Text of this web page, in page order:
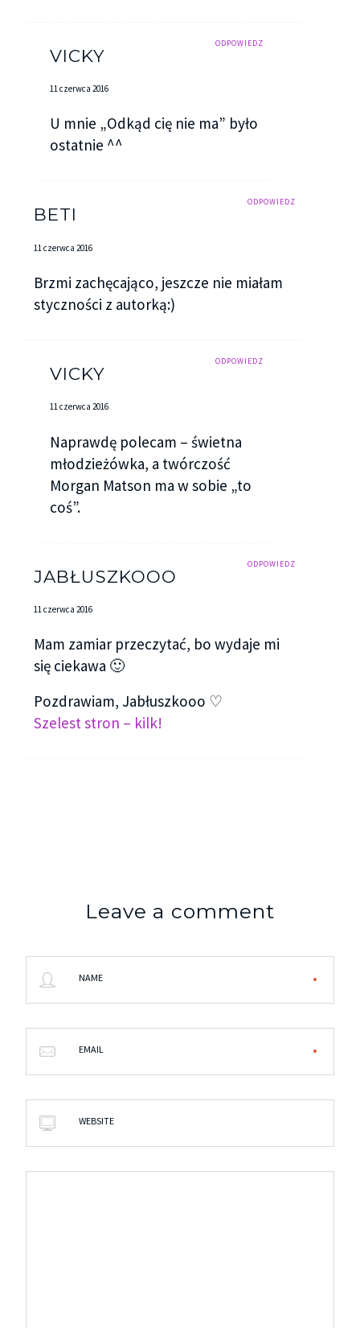
ODPOWIEDZ
VICKY
11 czerwca 2016
U mnie „Odkąd cię nie ma” było
ostatnie ^^
ODPOWIEDZ
BETI
11 czerwca 2016
Brzmi zachęcająco, jeszcze nie miałam
styczności z autorką:)
ODPOWIEDZ
VICKY
11 czerwca 2016
Naprawdę polecam – świetna
młodzieżówka, a twórczość
Morgan Matson ma w sobie „to
coś”.
ODPOWIEDZ
JABŁUSZKOOO
11 czerwca 2016
Mam zamiar przeczytać, bo wydaje mi
się ciekawa 🙂
Pozdrawiam, Jabłuszkooo ♡
Szelest stron – kilk!
Leave a comment
NAME
EMAIL
WEBSITE